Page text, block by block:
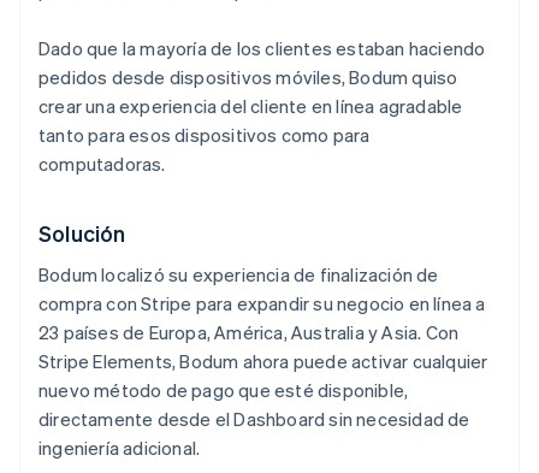
Dado que la mayoría de los clientes estaban haciendo
pedidos desde dispositivos móviles, Bodum quiso
crear una experiencia del cliente en línea agradable
tanto para esos dispositivos como para
computadoras.
Solución
Bodum localizó su experiencia de finalización de
compra con Stripe para expandir su negocio en línea a
23 países de Europa, América, Australia y Asia. Con
Stripe Elements, Bodum ahora puede activar cualquier
nuevo método de pago que esté disponible,
directamente desde el Dashboard sin necesidad de
ingeniería adicional.